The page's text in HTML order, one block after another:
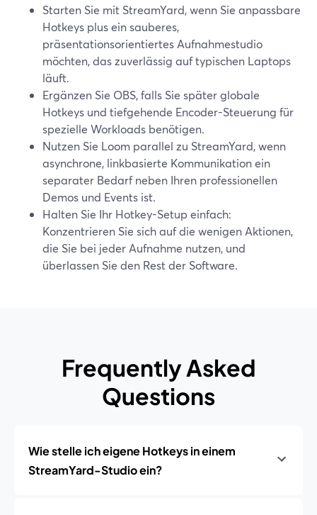
Starten Sie mit StreamYard, wenn Sie anpassbare
Hotkeys plus ein sauberes,
präsentationsorientiertes Aufnahmestudio
möchten, das zuverlässig auf typischen Laptops
läuft.
Ergänzen Sie OBS, falls Sie später globale
Hotkeys und tiefgehende Encoder-Steuerung für
spezielle Workloads benötigen.
Nutzen Sie Loom parallel zu StreamYard, wenn
asynchrone, linkbasierte Kommunikation ein
separater Bedarf neben Ihren professionellen
Demos und Events ist.
Halten Sie Ihr Hotkey-Setup einfach:
Konzentrieren Sie sich auf die wenigen Aktionen,
die Sie bei jeder Aufnahme nutzen, und
überlassen Sie den Rest der Software.
Frequently Asked
Questions
Wie stelle ich eigene Hotkeys in einem
StreamYard-Studio ein?